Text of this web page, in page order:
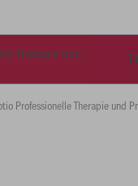
Therapie und
Professionelle Therapie und